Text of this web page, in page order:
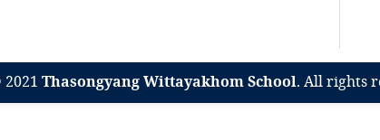
Thasongyang Wittayakhom School. All rights